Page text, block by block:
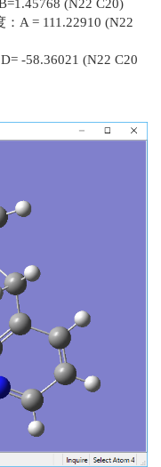
(N22 C20)
A = 111.22910 (N22
-58.36021 (N22 C20